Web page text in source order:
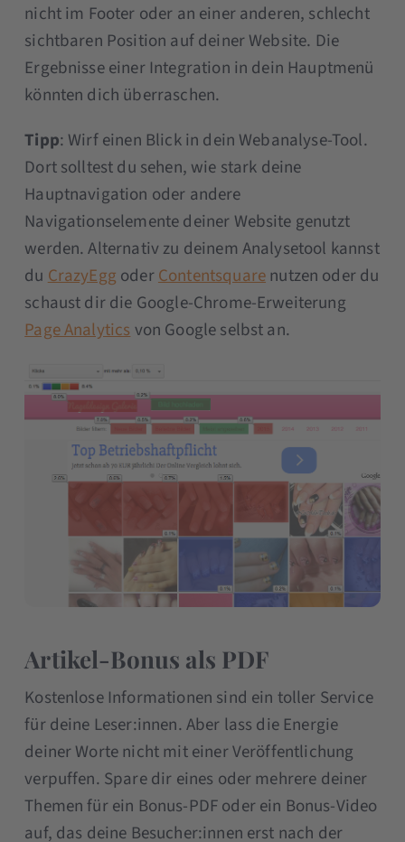
nicht im Footer oder an einer anderen, schlecht
sichtbaren Position auf deiner Website. Die
Ergebnisse einer Integration in dein Hauptmenü
könnten dich überraschen.
Tipp: Wirf einen Blick in dein Webanalyse-Tool.
Dort solltest du sehen, wie stark deine
Hauptnavigation oder andere
Navigationselemente deiner Website genutzt
werden. Alternativ zu deinem Analysetool kannst
du CrazyEgg oderContentsquarenutzen oder du
schaust dir die Google-Chrome-Erweiterung
Page Analyticsvon Google selbst an.
Artikel-Bonus als PDF
Kostenlose Informationen sind ein toller Service
für deine Leser:innen. Aber lass die Energie
deiner Worte nicht mit einer Veröffentlichung
verpuffen. Spare dir eines oder mehrere deiner
Themen für ein Bonus-PDF oder ein Bonus-Video
auf, das deine Besucher:innen erst nach der